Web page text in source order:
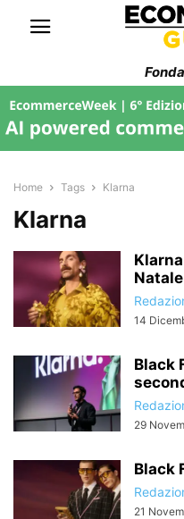
Home Tags Klarna
Klarna
14
Black
29
Black
21